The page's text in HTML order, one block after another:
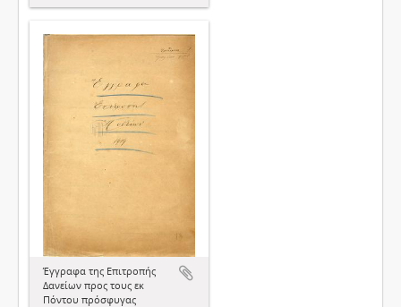
Έγγραφα της Επιτροπής
Δανείων προς τους εκ
Πόντου πρόσφυγας